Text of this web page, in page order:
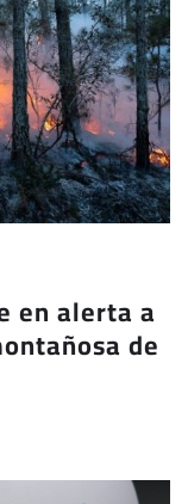
en alerta a
de